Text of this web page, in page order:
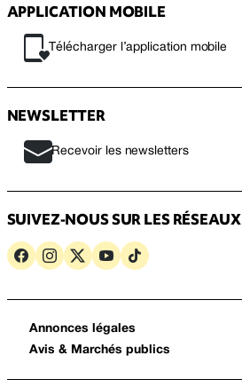
APPLICATION MOBILE
Télécharger l’application mobile
NEWSLETTER
Recevoir les newsletters
SUIVEZ-NOUS SUR LES RÉSEAUX
Annonces légales
Avis & Marchés publics